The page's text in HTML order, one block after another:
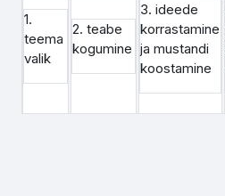
1.
teema
valik
2. teabe
kogumine
3. ideede
korrastamine
ja mustandi
koostamine